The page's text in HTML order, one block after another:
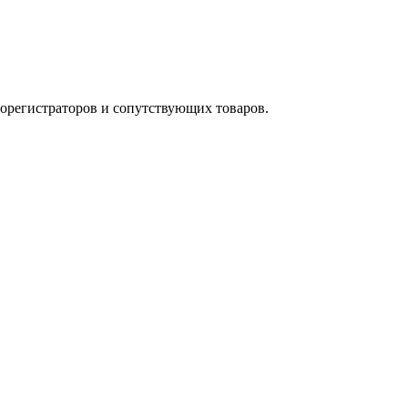
и сопутствующих товаров.